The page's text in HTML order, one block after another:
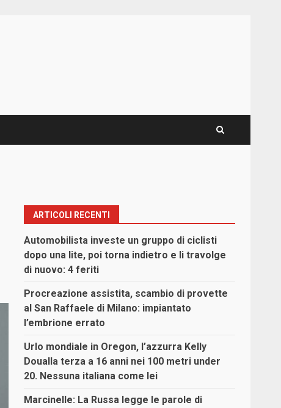
ARTICOLI RECENTI
Automobilista investe un gruppo di ciclisti
dopo una lite, poi torna indietro e li travolge
di nuovo: 4 feriti
Procreazione assistita, scambio di provette
al San Raffaele di Milano: impiantato
l’embrione errato
Urlo mondiale in Oregon, l’azzurra Kelly
Doualla terza a 16 anni nei 100 metri under
20. Nessuna italiana come lei
Marcinelle: La Russa legge le parole di